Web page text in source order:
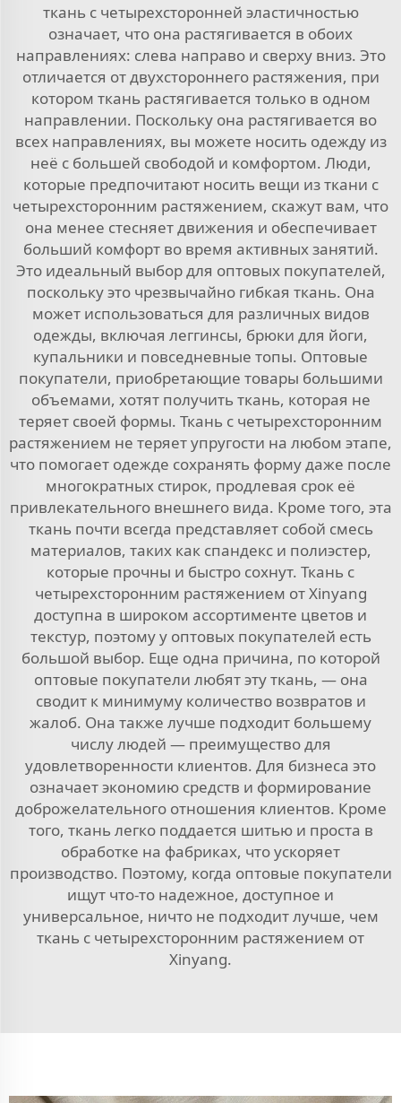
ткань с четырехсторонней эластичностью
означает, что она растягивается в обоих
направлениях: слева направо и сверху вниз. Это
отличается от двухстороннего растяжения, при
котором ткань растягивается только в одном
направлении. Поскольку она растягивается во
всех направлениях, вы можете носить одежду из
неё с большей свободой и комфортом. Люди,
которые предпочитают носить вещи из ткани с
четырехсторонним растяжением, скажут вам, что
она менее стесняет движения и обеспечивает
больший комфорт во время активных занятий.
Это идеальный выбор для оптовых покупателей,
поскольку это чрезвычайно гибкая ткань. Она
может использоваться для различных видов
одежды, включая леггинсы, брюки для йоги,
купальники и повседневные топы. Оптовые
покупатели, приобретающие товары большими
объемами, хотят получить ткань, которая не
теряет своей формы. Ткань с четырехсторонним
растяжением не теряет упругости на любом этапе,
что помогает одежде сохранять форму даже после
многократных стирок, продлевая срок её
привлекательного внешнего вида. Кроме того, эта
ткань почти всегда представляет собой смесь
материалов, таких как спандекс и полиэстер,
которые прочны и быстро сохнут. Ткань с
четырехсторонним растяжением от Xinyang
доступна в широком ассортименте цветов и
текстур, поэтому у оптовых покупателей есть
большой выбор. Еще одна причина, по которой
оптовые покупатели любят эту ткань, — она
сводит к минимуму количество возвратов и
жалоб. Она также лучше подходит большему
числу людей — преимущество для
удовлетворенности клиентов. Для бизнеса это
означает экономию средств и формирование
доброжелательного отношения клиентов. Кроме
того, ткань легко поддается шитью и проста в
обработке на фабриках, что ускоряет
производство. Поэтому, когда оптовые покупатели
ищут что-то надежное, доступное и
универсальное, ничто не подходит лучше, чем
ткань с четырехсторонним растяжением от
Xinyang.